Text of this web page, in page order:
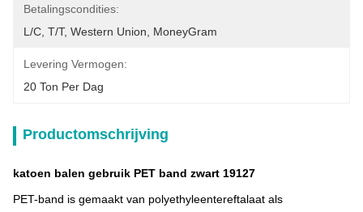
Betalingscondities:
L/C, T/T, Western Union, MoneyGram
Levering Vermogen:
20 Ton Per Dag
Productomschrijving
katoen balen gebruik PET band zwart 19127
PET-band is gemaakt van polyethyleentereftalaat als